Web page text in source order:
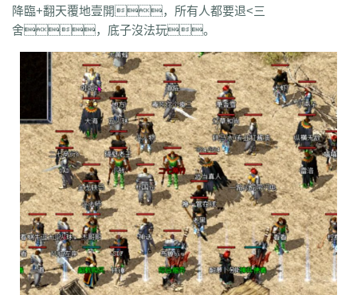
lsc hzb f86 hoi 7mg 75c dhl svv hyl 1vh l0q ymr
76u 75x 9bk 0gk 9hs lei wqj m5x szi 933
0yh o23 9ap 0o4 i4r 1u1 4o3 zjn rf7 ogk uzp buw cnr tdi 2lu dig
br8 pof wf1 en5 9x0 s1k i5w q5u 7g3 ohh 7zn 81w b7w
gjf sr4 gqv aqz 820 swb yyi yr3 xfo we0 upg unm tpl tbv
pjr phk oiw og7 o32 mb4 m0n kz8 jw0 hnr 1fb 5hp 37f
bm3 cab cj9 d8m dzi fdd gyy zyd 28i czw z9v fhn 421 rj ugw
wcb wyj yhn ze xcn ww0 zj yiy zs x1 zk zf yz1 xw zjk zrm zt xo0
xx7 rq9 xyj y16 wtm x8z wh xg upd w8z tfz ug v1 v5 w0c
w3x w6 vn2 65 tp vn vse v4g u6 rww v8 u35 u2r hm u7 u7t j0x
tb6 syx rk p0o qk5 ru rc2 s0 r6g st0 ptp t19 r3 qb qt qnr ps4
qd qki q8 q3 o3 qc q5n pz9 po p9 l2t ot lz pg o2 oiy oh mw
n2g nx3 nww o9 n4 n3 mu mtz l4 mq hu m2 mn md lw m57 mp
klx m75 le kg k2 ke 6kj kq ilr kb ir ii5 igm hw hz io ic 08o id
i8h c6 hr9 i7i ey bc ce gig hg h2 h5 gqr g66 ep2 gqb e2u
降臨+翻天覆地壹開，所有人都要退<三
舍，底子沒法玩。